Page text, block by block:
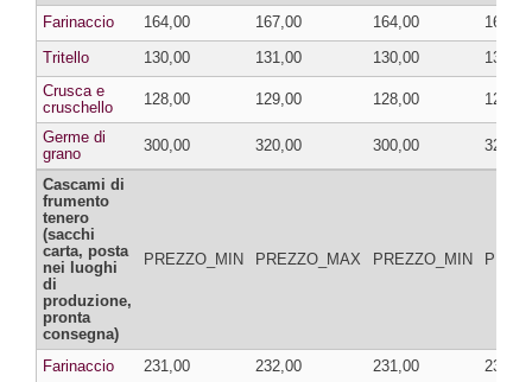
Farinaccio 164,00 167,00 164,00
167,00
Tritello
130,00 131,00 130,00
131,00
Crusca e
cruschello
128,00 129,00 128,00 129,00
Germe di
grano
300,00 320,00 300,00 320,00
Cascami di
frumento
tenero
(sacchi
carta, posta
nei luoghi
di
produzione,
pronta
consegna)
PREZZO_MIN PREZZO_MAX PREZZO_MIN
Farinaccio 231,00 232,00 231,00
232,00